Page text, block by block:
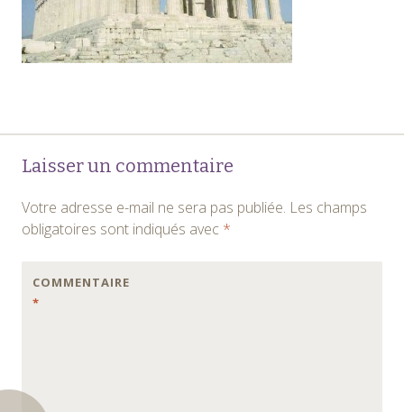
Navigation
des
articles
Laisser un commentaire
Votre adresse e-mail ne sera pas publiée. Les champs
obligatoires sont indiqués avec *
COMMENTAIRE
*